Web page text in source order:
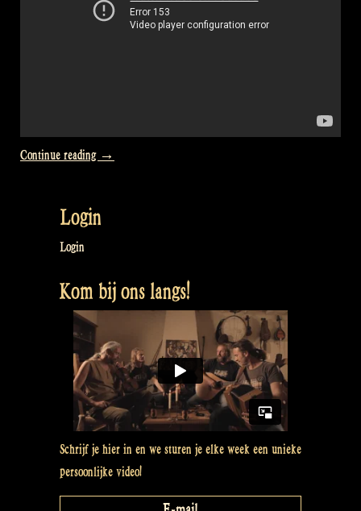
Continue reading “Caledonia
@
Schlosshof
2009”
→
Login
Login
Kom bij ons langs!
Schrijf je hier in en we sturen je elke week een unieke
persoonlijke video!